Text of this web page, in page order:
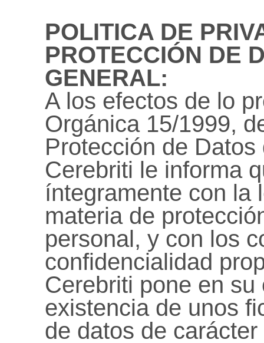
POLITICA DE
PROTECCIÓN DE
GENERAL:
A los efectos de lo
Orgánica 15/1999,
Protección de
Cerebriti le informa
íntegramente con la
materia de
personal, y con los
confidencialidad
Cerebriti pone en
existencia de unos
de datos de